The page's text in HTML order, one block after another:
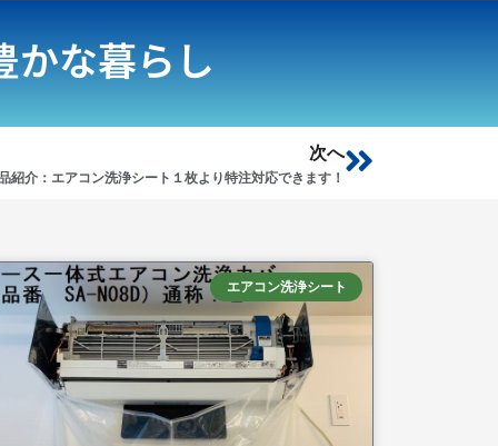
かな暮らし
次へ
紹介：エアコン洗浄シート１枚より特注対応できます！ Next
エアコン洗浄シート